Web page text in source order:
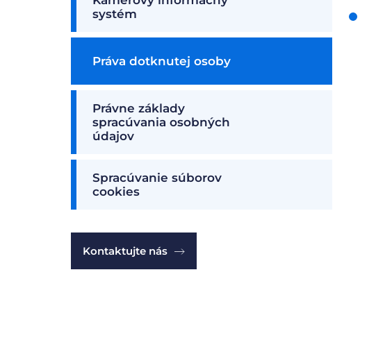
systém
Práva dotknutej osoby
Právne základy
spracúvania osobných
údajov
Spracúvanie súborov
cookies
Kontaktujte nás